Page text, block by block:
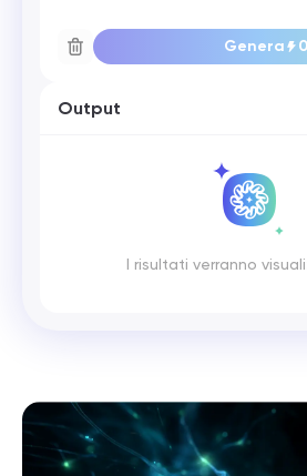
Genera 0
Output
I risultati verranno